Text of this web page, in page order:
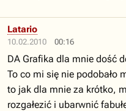
10.02.2010 00:16
Latario
DA Grafika dla mnie dość
To co mi się nie podobało
to jak dla mnie za krótko,
rozgałezić i ubarwnić